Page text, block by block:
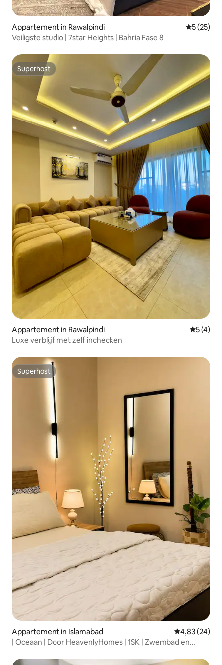
Appartement in Rawalpindi
5 (25)
Veiligste studio | 7star Heights | Bahria Fase 8
Superhost
Superhost
Appartement in Rawalpindi
5 (4)
Luxe verblijf met zelf inchecken
Superhost
Superhost
Appartement in Islamabad Gemiddelde
4,83 (24)
| Oceaan | Door HeavenlyHomes | 1SK | Zwembad en